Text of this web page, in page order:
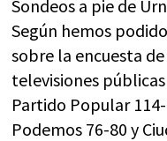
Sondeos a pie de
Según hemos
sobre la encuesta
televisiones
Partido Popular 114-
Podemos 76-80 y